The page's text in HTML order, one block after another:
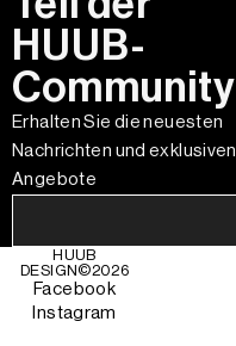
HUUB-
Community
Erhalten Sie die neuesten
Nachrichten und exklusiven
Angebote
HUUB
DESIGN©2026
Facebook
Instagram